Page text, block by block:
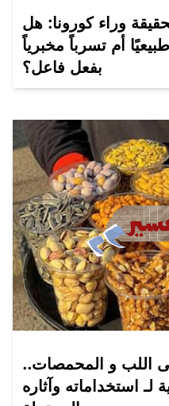
وراء كورونا: هل
19 حادثاً طبيعيًا أم تسرباً مخبرياً
بفعل فاعل؟
اللب و المحمصات..
لـ استخداماته وآثاره